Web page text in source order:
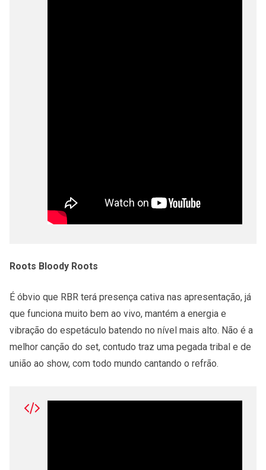
Roots Bloody Roots
É óbvio que RBR terá presença cativa nas apresentação, já
que funciona muito bem ao vivo, mantém a energia e
vibração do espetáculo batendo no nível mais alto. Não é a
melhor canção do set, contudo traz uma pegada tribal e de
união ao show, com todo mundo cantando o refrão.